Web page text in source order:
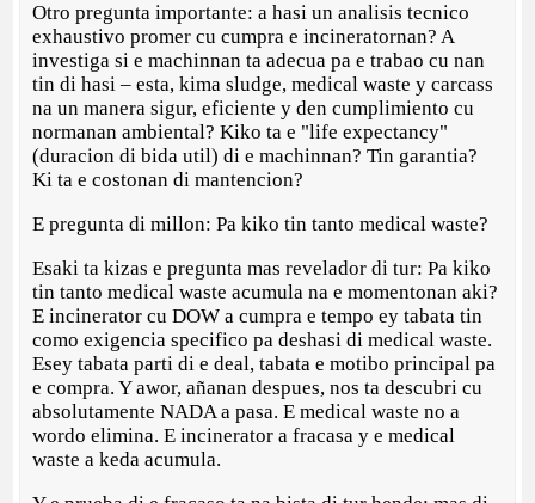
Otro pregunta importante: a hasi un analisis tecnico
exhaustivo promer cu cumpra e incineratornan? A
investiga si e machinnan ta adecua pa e trabao cu nan
tin di hasi – esta, kima sludge, medical waste y carcass
na un manera sigur, eficiente y den cumplimiento cu
normanan ambiental? Kiko ta e "life expectancy"
(duracion di bida util) di e machinnan? Tin garantia?
Ki ta e costonan di mantencion?
E pregunta di millon: Pa kiko tin tanto medical waste?
Esaki ta kizas e pregunta mas revelador di tur: Pa kiko
tin tanto medical waste acumula na e momentonan aki?
E incinerator cu DOW a cumpra e tempo ey tabata tin
como exigencia specifico pa deshasi di medical waste.
Esey tabata parti di e deal, tabata e motibo principal pa
e compra. Y awor, añanan despues, nos ta descubri cu
absolutamente NADA a pasa. E medical waste no a
wordo elimina. E incinerator a fracasa y e medical
waste a keda acumula.